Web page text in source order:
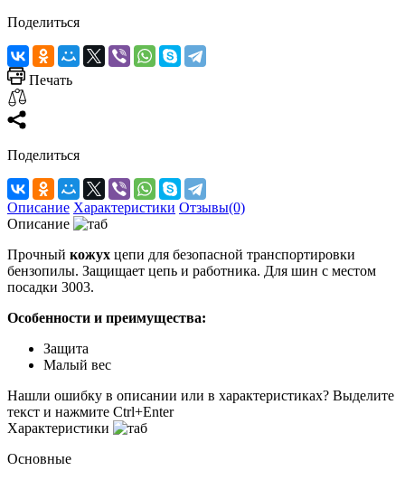
Поделиться
Печать
Поделиться
Описание Характеристики Отзывы(0)
Описание
Прочный кожух цепи для безопасной транспортировки
бензопилы. Защищает цепь и работника. Для шин с местом
посадки 3003.
Особенности и преимущества:
Защита
Малый вес
Нашли ошибку в описании или в характеристиках? Выделите
текст и нажмите Ctrl+Enter
Характеристики
Основные